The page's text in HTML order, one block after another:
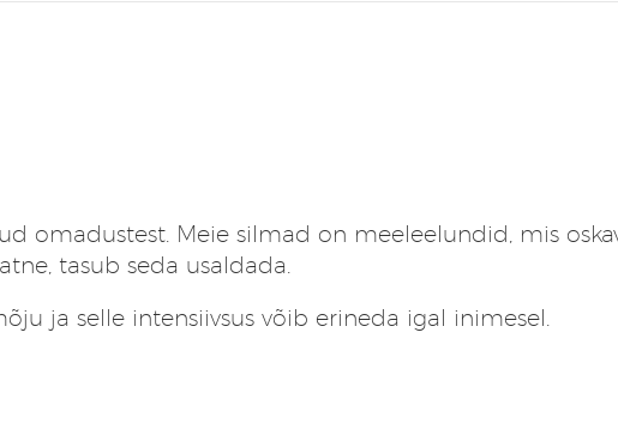
omadustest. Meie silmad on meeleelundid, mis
tasub seda usaldada.
ja selle intensiivsus võib erineda igal inimesel.